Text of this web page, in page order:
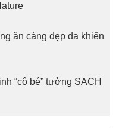
ăn càng đẹp da khiến
“cô bé” tưởng SẠCH